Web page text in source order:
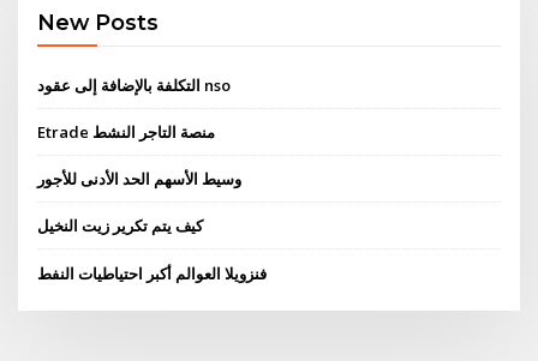
New Posts
التكلفة بالإضافة إلى عقود nso
Etrade منصة التاجر النشط
وسيط الأسهم الحد الأدنى للأجور
كيف يتم تكرير زيت النخيل
فنزويلا العوالم أكبر احتياطيات النفط